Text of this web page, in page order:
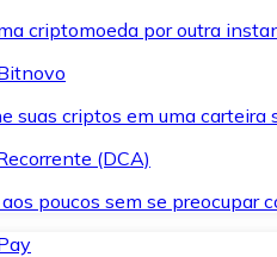
criptomoeda por outra
suas criptos em uma carteira
(DCA)
poucos sem se preocupar